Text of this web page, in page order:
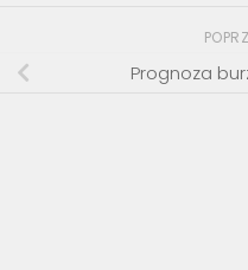
Prognoza